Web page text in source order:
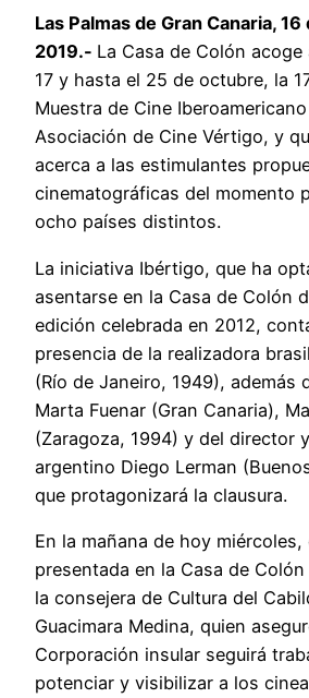
Las Palmas de Gran Canaria,
2019.- La Casa de Colón
17 y hasta el 25 de octubre, la
Muestra de Cine
Asociación de Cine Vértigo, y
acerca a las estimulantes
cinematográficas del momento
ocho países distintos.
La iniciativa Ibértigo, que ha
asentarse en la Casa de Colón
edición celebrada en 2012,
presencia de la realizadora
(Río de Janeiro, 1949), además
Marta Fuenar (Gran Canaria),
(Zaragoza, 1994) y del director
argentino Diego Lerman
que protagonizará la clausura.
En la mañana de hoy miércoles,
presentada en la Casa de
la consejera de Cultura del
Guacimara Medina, quien
Corporación insular seguirá
potenciar y visibilizar a los